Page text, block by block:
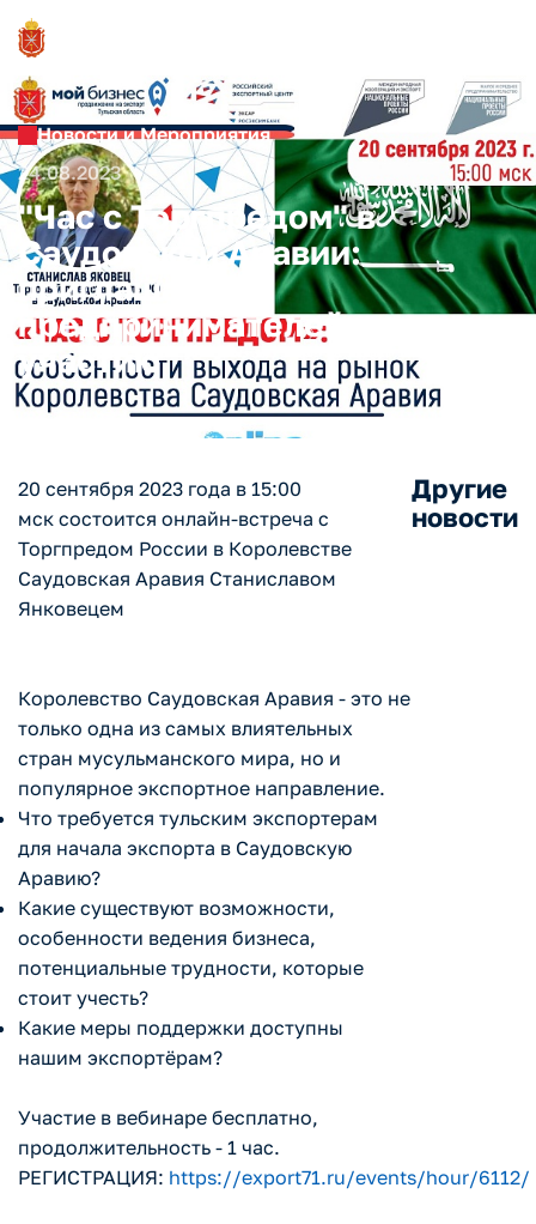
Новости и Мероприятия
24.08.2023
"Час с Торгпредом" в
Саудовской Аравии:
приглашаем
предпринимателей к
участию
20 сентября 2023 года в 15:00
мск состоится онлайн-встреча с
Торгпредом России в Королевстве
Саудовская Аравия Станиславом
Янковецем
Королевство Саудовская Аравия - это не
только одна из самых влиятельных
стран мусульманского мира, но и
популярное экспортное направление.
Что требуется тульским экспортерам
для начала экспорта в Саудовскую
Аравию?
Какие существуют возможности,
особенности ведения бизнеса,
потенциальные трудности, которые
стоит учесть?
Какие меры поддержки доступны
нашим экспортёрам?
Участие в вебинаре бесплатно,
продолжительность - 1 час.
РЕГИСТРАЦИЯ: https://export71.ru/events/hour/6112/
Другие
новости